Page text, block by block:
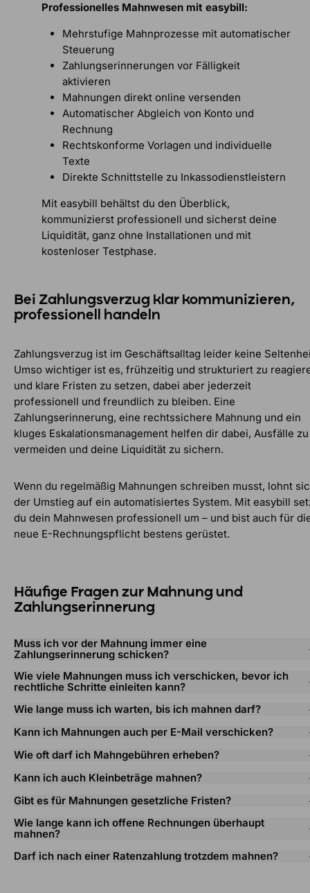
Professionelles Mahnwesen mit easybill:
Mehrstufige Mahnprozesse mit automatischer
Steuerung
Zahlungserinnerungen vor Fälligkeit
aktivieren
Mahnungen direkt online versenden
Automatischer Abgleich von Konto und
Rechnung
Rechtskonforme Vorlagen und individuelle
Texte
Direkte Schnittstelle zu Inkassodienstleistern
Mit easybill behältst du den Überblick,
kommunizierst professionell und sicherst deine
Liquidität, ganz ohne Installationen und mit
kostenloser Testphase.
Bei Zahlungsverzug klar kommunizieren,
professionell handeln
Zahlungsverzug ist im Geschäftsalltag leider keine
Umso wichtiger ist es, frühzeitig und strukturiert zu
und klare Fristen zu setzen, dabei aber jederzeit
professionell und freundlich zu bleiben. Eine
Zahlungserinnerung, eine rechtssichere Mahnung und ein
kluges Eskalationsmanagement helfen dir dabei, Ausfälle zu
vermeiden und deine Liquidität zu sichern.
Wenn du regelmäßig Mahnungen schreiben musst, lohnt
der Umstieg auf ein automatisiertes System. Mit easybill
du dein Mahnwesen professionell um – und bist auch für
neue E-Rechnungspflicht bestens gerüstet.
Häufige Fragen zur Mahnung und
Zahlungserinnerung
Muss ich vor der Mahnung immer eine
Zahlungserinnerung schicken?
Wie viele Mahnungen muss ich verschicken, bevor ich
rechtliche Schritte einleiten kann?
Wie lange muss ich warten, bis ich mahnen darf?
Kann ich Mahnungen auch per E-Mail verschicken?
Wie oft darf ich Mahngebühren erheben?
Kann ich auch Kleinbeträge mahnen?
Gibt es für Mahnungen gesetzliche Fristen?
Wie lange kann ich offene Rechnungen überhaupt
mahnen?
Darf ich nach einer Ratenzahlung trotzdem mahnen?